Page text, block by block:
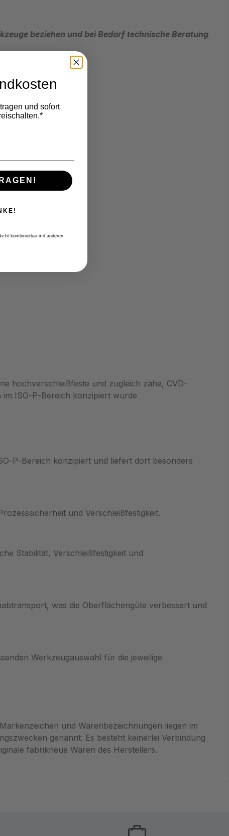
beziehen und bei Bedarf technische Beratung
hochverschleißfeste und zugleich zähe, CVD-
ISO‑P‑Bereich konzipiert wurde
konzipiert und liefert dort besonders
und Verschleißfestigkeit.
Stabilität, Verschleißfestigkeit und
was die Oberflächengüte verbessert und
Werkzeugauswahl für die jeweilige
und Warenbezeichnungen liegen im
genannt. Es besteht keinerlei Verbindung
fabrikneue Waren des Herstellers.
und sofort
kombinierbar mit anderen